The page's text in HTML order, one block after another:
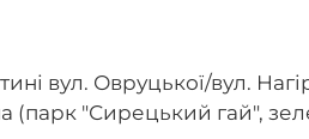
вул. Овруцької/вул.
(парк "Сирецький гай",